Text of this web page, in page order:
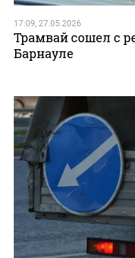
17:09, 27.05.2026
Трамвай сошел с
Барнауле